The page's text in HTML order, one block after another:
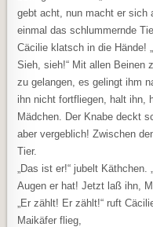
gebt acht, nun macht er sich
einmal das schlummernde
Cäcilie klatsch in die Hände!
Sieh, sieh!“ Mit allen Beinen
zu gelangen, es gelingt ihm
ihn nicht fortfliegen, halt ihn,
Mädchen. Der Knabe deckt
aber vergeblich! Zwischen
Tier.
„Das ist er!“ jubelt
Augen er hat! Jetzt laß ihn,
„Er zählt! Er zählt!“ ruft
Maikäfer flieg,